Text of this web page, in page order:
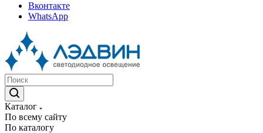
Вконтакте
WhatsApp
Каталог
По всему сайту
По каталогу